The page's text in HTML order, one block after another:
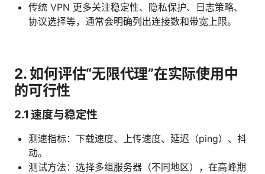
传统 VPN 更多关注稳定性、隐私保护、日志策略、
协议选择等，通常会明确列出连接数和带宽上限。
2. 如何评估“无限代理”在实际使用中
的可行性
2.1 速度与稳定性
测速指标：下载速度、上传速度、延迟（ping）、抖
动。
测试方法：选择多组服务器（不同地区），在高峰期